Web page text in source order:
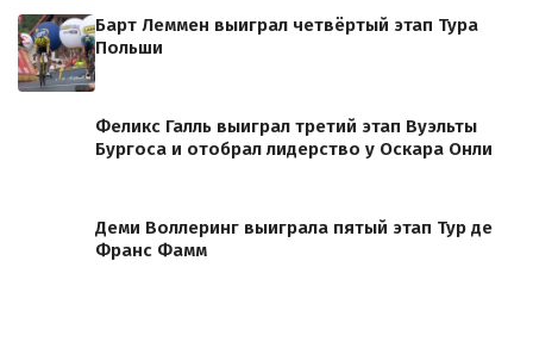
Барт Леммен выиграл четвёртый этап Тура
Польши
Феликс Галль выиграл третий этап Вуэльты
Бургоса и отобрал лидерство у Оскара Онли
Деми Воллеринг выиграла пятый этап Тур де
Франс Фамм